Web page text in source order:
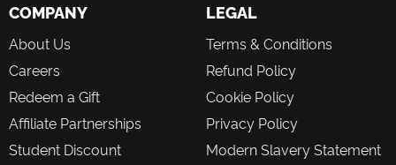
COMPANY
About Us
Careers
Redeem a Gift
Affiliate Partnerships
Student Discount
LEGAL
Terms & Conditions
Refund Policy
Cookie Policy
Privacy Policy
Modern Slavery Statement